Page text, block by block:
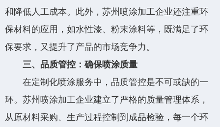
和降低人工成本。此外，苏州喷涂加工企业还注重环
保材料的应用，如水性漆、粉末涂料等，既满足了环
保要求，又提升了产品的市场竞争力。
三、品质管控：确保喷涂质量
在定制化喷涂服务中，品质管控是不可或缺的一
环。苏州喷涂加工企业建立了严格的质量管理体系，
从原材料采购、生产过程控制到成品检验，每一个环